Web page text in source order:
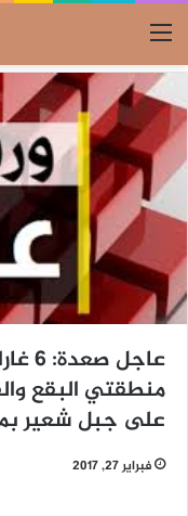
القائمة
منطقتي البقع
على جبل شعير
فبراير 27, 2017